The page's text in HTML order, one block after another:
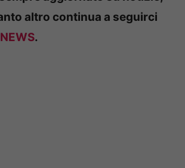
altro continua a seguirci
.